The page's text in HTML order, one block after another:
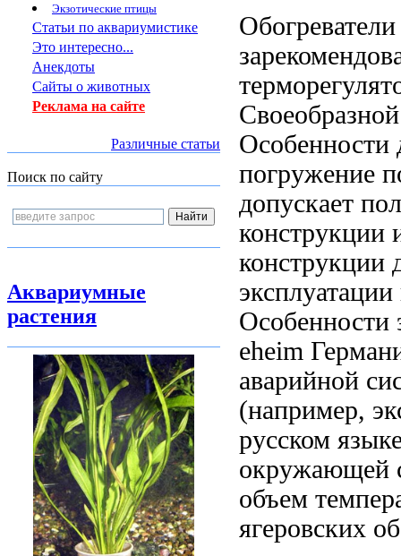
Экзотические птицы
Статьи по аквариумистике
Это интересно...
Анекдоты
Сайты о животных
Реклама на сайте
Различные статьи
Поиск по сайту
Аквариумные
растения
Своеобразной
Особенности
погружение
допускает
конструкции
конструкции
эксплуатации
Особенности
eheim
аварийной
(например,
русском
окружающей
объем
ягеровских